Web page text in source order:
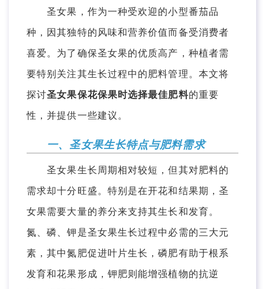
圣女果，作为一种受欢迎的小型番茄品
种，因其独特的风味和营养价值而备受消费者
喜爱。为了确保圣女果的优质高产，种植者需
要特别关注其生长过程中的肥料管理。本文将
探讨圣女果保花保果时选择最佳肥料的重要
性，并提供一些建议。
一、圣女果生长特点与肥料需求
圣女果生长周期相对较短，但其对肥料的
需求却十分旺盛。特别是在开花和结果期，圣
女果需要大量的养分来支持其生长和发育。
氮、磷、钾是圣女果生长过程中必需的三大元
素，其中氮肥促进叶片生长，磷肥有助于根系
发育和花果形成，钾肥则能增强植物的抗逆